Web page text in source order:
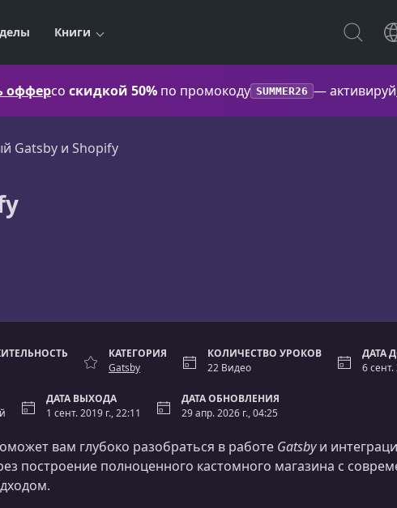
Книги
офферсо скидкой 50% по промокоду SUMMER26 — активируй
Gatsby и Shopify
КАТЕГОРИЯ
Gatsby
КОЛИЧЕСТВО УРОКОВ
22 Видео
ДАТА
6 сент.
ДАТА ВЫХОДА
1 сент. 2019 г., 22:11
ДАТА ОБНОВЛЕНИЯ
29 апр. 2026 г., 04:25
вам глубоко разобраться в работе Gatsbyи
построение полноценного кастомного магазина с